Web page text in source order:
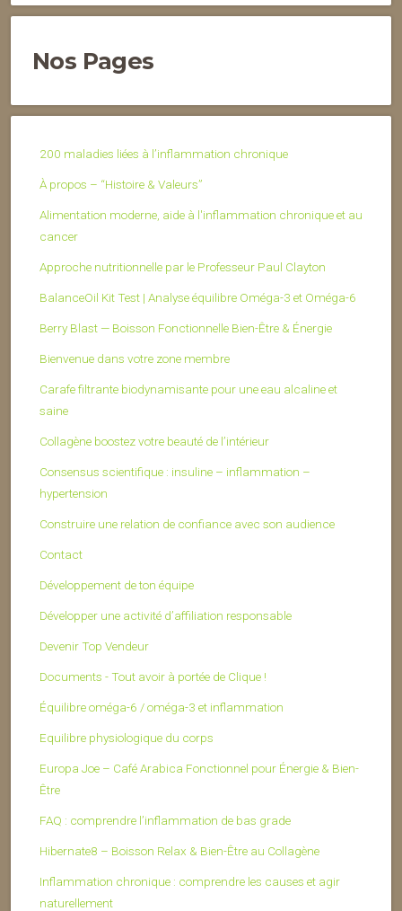
Nos Pages
200 maladies liées à l’inflammation chronique
À propos – “Histoire & Valeurs”
Alimentation moderne, aide à l'inflammation chronique et au
cancer
Approche nutritionnelle par le Professeur Paul Clayton
BalanceOil Kit Test | Analyse équilibre Oméga-3 et Oméga-6
Berry Blast — Boisson Fonctionnelle Bien-Être & Énergie
Bienvenue dans votre zone membre
Carafe filtrante biodynamisante pour une eau alcaline et
saine
Collagène boostez votre beauté de l’intérieur
Consensus scientifique : insuline – inflammation –
hypertension
Construire une relation de confiance avec son audience
Contact
Développement de ton équipe
Développer une activité d’affiliation responsable
Devenir Top Vendeur
Documents - Tout avoir à portée de Clique !
Équilibre oméga-6 / oméga-3 et inflammation
Equilibre physiologique du corps
Europa Joe – Café Arabica Fonctionnel pour Énergie & Bien-
Être
FAQ : comprendre l’inflammation de bas grade
Hibernate8 – Boisson Relax & Bien-Être au Collagène
Inflammation chronique : comprendre les causes et agir
naturellement